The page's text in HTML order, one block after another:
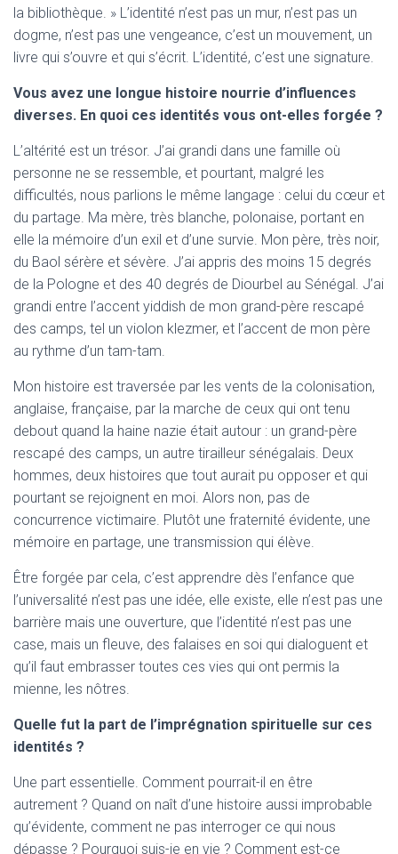
la bibliothèque. » L’identité n’est pas un mur, n’est pas un
dogme, n’est pas une vengeance, c’est un mouvement, un
livre qui s’ouvre et qui s’écrit. L’identité, c’est une signature.
Vous avez une longue histoire nourrie d’influences
diverses. En quoi ces identités vous ont-elles forgée ?
L’altérité est un trésor. J’ai grandi dans une famille où
personne ne se ressemble, et pourtant, malgré les
difficultés, nous parlions le même langage : celui du cœur et
du partage. Ma mère, très blanche, polonaise, portant en
elle la mémoire d’un exil et d’une survie. Mon père, très noir,
du Baol sérère et sévère. J’ai appris des moins 15 degrés
de la Pologne et des 40 degrés de Diourbel au Sénégal. J’ai
grandi entre l’accent yiddish de mon grand-père rescapé
des camps, tel un violon klezmer, et l’accent de mon père
au rythme d’un tam-tam.
Mon histoire est traversée par les vents de la colonisation,
anglaise, française, par la marche de ceux qui ont tenu
debout quand la haine nazie était autour : un grand-père
rescapé des camps, un autre tirailleur sénégalais. Deux
hommes, deux histoires que tout aurait pu opposer et qui
pourtant se rejoignent en moi. Alors non, pas de
concurrence victimaire. Plutôt une fraternité évidente, une
mémoire en partage, une transmission qui élève.
Être forgée par cela, c’est apprendre dès l’enfance que
l’universalité n’est pas une idée, elle existe, elle n’est pas une
barrière mais une ouverture, que l’identité n’est pas une
case, mais un fleuve, des falaises en soi qui dialoguent et
qu’il faut embrasser toutes ces vies qui ont permis la
mienne, les nôtres.
Quelle fut la part de l’imprégnation spirituelle sur ces
identités ?
Une part essentielle. Comment pourrait-il en être
autrement ? Quand on naît d’une histoire aussi improbable
qu’évidente, comment ne pas interroger ce qui nous
dépasse ? Pourquoi suis-je en vie ? Comment est-ce